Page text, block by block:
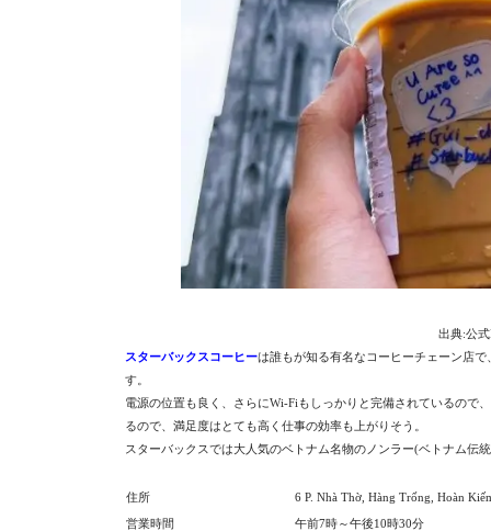
出典:公式
スターバックスコーヒーは誰もが知る有名なコーヒーチェーン店
す。
電源の位置も良く、さらにWi-Fiもしっかりと完備されているので
るので、満足度はとても高く仕事の効率も上がりそう。
スターバックスでは大人気のベトナム名物のノンラー(ベトナム伝
住所
6 P. Nhà Thờ, Hàng Trống, Hoàn
営業時間
午前7時～午後10時30分